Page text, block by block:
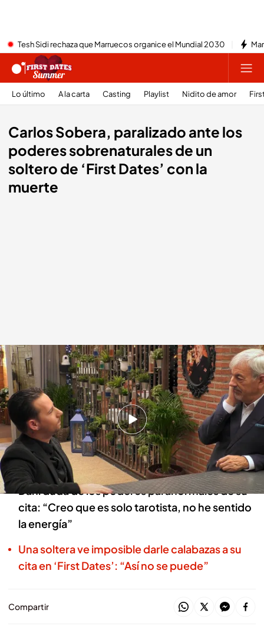
Tesh Sidi rechaza que Marruecos organice el Mundial 2030
Lo último A la carta Casting Playlist Nidito de amor
Carlos Sobera, paralizado ante los
poderes sobrenaturales de un
soltero de ‘First Dates’ con la
muerte
Carlos Sobera asustado con las visiones de Dani, un soltero de 'First Dates'
First Dates
07 MAY 2025 - 23:15h.
Matías anima al presentador a preguntarle al
soltero cuál será la fecha exacta de su muerte:
¿Se la habrá realizado?
Dani duda de los poderes paranormales de su
cita: “Creo que es solo tarotista, no he sentido
la energía”
Una soltera ve imposible darle calabazas a su
cita en ‘First Dates’: “Así no se puede”
Compartir